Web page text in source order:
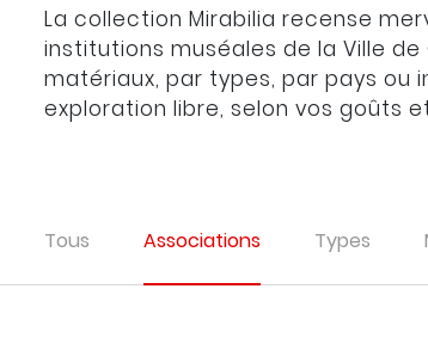
La collection Mirabilia recense
institutions muséales de la Ville
matériaux, par types, par pays ou
exploration libre, selon vos goûts
Tous Associations Types